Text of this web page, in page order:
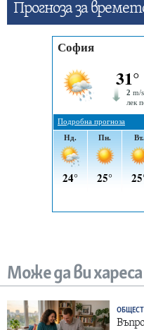
Прогнозa за
Може да ви